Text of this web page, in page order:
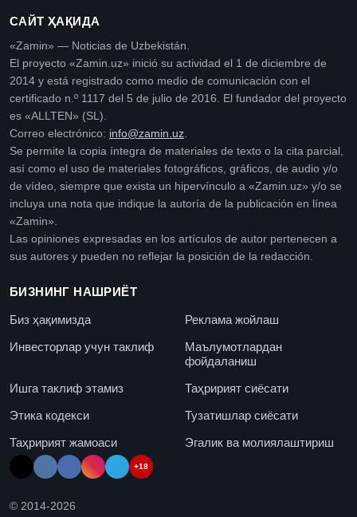
САЙТ ҲАҚИДА
«Zamin» — Noticias de Uzbekistán.
El proyecto «Zamin.uz» inició su actividad el 1 de diciembre de
2014 y está registrado como medio de comunicación con el
certificado n.º 1117 del 5 de julio de 2016. El fundador del proyecto
es «ALLTEN» (SL).
Correo electrónico: info@zamin.uz
Se permite la copia íntegra de materiales de texto o la cita parcial,
así como el uso de materiales fotográficos, gráficos, de audio y/o
de vídeo, siempre que exista un hipervínculo a «Zamin.uz» y/o se
incluya una nota que indique la autoría de la publicación en línea
«Zamin».
Las opiniones expresadas en los artículos de autor pertenecen a
sus autores y pueden no reflejar la posición de la redacción.
БИЗНИНГ НАШРИЁТ
Биз ҳақимизда
Реклама жойлаш
Инвесторлар учун таклиф
Маълумотлардан
фойдаланиш
Ишга таклиф этамиз
Таҳририят сиёсати
Этика кодекси
Тузатишлар сиёсати
Таҳририят жамоаси
Эгалик ва молиялаштириш
+18
© 2014-2026